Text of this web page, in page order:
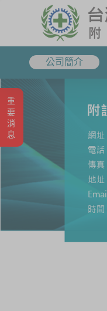
公司簡介
重要消息